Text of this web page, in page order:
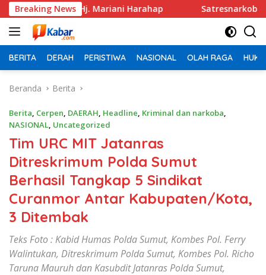
Langsung
ke
konten
Breaking News
Hj. Mariani Harahap Satresnarkoba Polres Bitung
BERITA DERAH PERISTIWA NASIONAL OLAH RAGA
Beranda Berita
Berita, Cerpen, DAERAH, Headline, Kriminal dan narkoba,
NASIONAL, Uncategorized
Tim URC MIT Jatanras
Ditreskrimum Polda Sumut
Berhasil Tangkap 5 Sindikat
Curanmor Antar Kabupaten/Kota,
3 Ditembak
Teks Foto : Kabid Humas Polda Sumut, Kombes Pol. Ferry
Walintukan, Ditreskrimum Polda Sumut, Kombes Pol. Richo
Taruna Mauruh dan Kasubdit Jatanras Polda Sumut,